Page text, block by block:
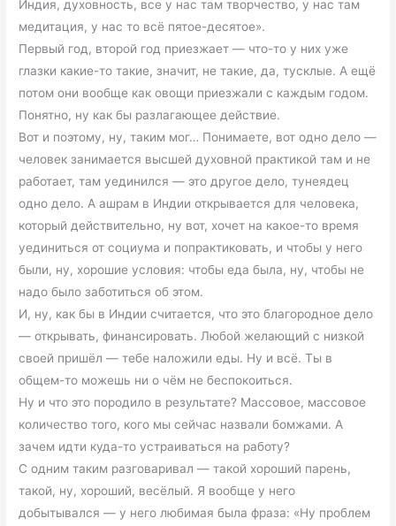
Индия, духовность, все у нас там творчество, у нас там
медитация, у нас то всё пятое-десятое».
Первый год, второй год приезжает — что-то у них уже
глазки какие-то такие, значит, не такие, да, тусклые. А ещё
потом они вообще как овощи приезжали с каждым годом.
Понятно, ну как бы разлагающее действие.
Вот и поэтому, ну, таким мог… Понимаете, вот одно дело —
человек занимается высшей духовной практикой там и не
работает, там уединился — это другое дело, тунеядец
одно дело. А ашрам в Индии открывается для человека,
который действительно, ну вот, хочет на какое-то время
уединиться от социума и попрактиковать, и чтобы у него
были, ну, хорошие условия: чтобы еда была, ну, чтобы не
надо было заботиться об этом.
И, ну, как бы в Индии считается, что это благородное дело
— открывать, финансировать. Любой желающий с низкой
своей пришёл — тебе наложили еды. Ну и всё. Ты в
общем-то можешь ни о чём не беспокоиться.
Ну и что это породило в результате? Массовое, массовое
количество того, кого мы сейчас назвали бомжами. А
зачем идти куда-то устраиваться на работу?
С одним таким разговаривал — такой хороший парень,
такой, ну, хороший, весёлый. Я вообще у него
добытывался — у него любимая была фраза: «Ну проблем